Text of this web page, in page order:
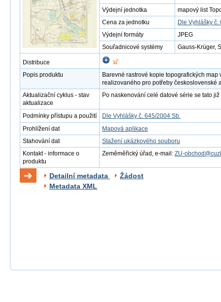
Výdejní jednotka
mapový list
Cena za jednotku
Dle Vyhlášky č.
Výdejní formáty
JPEG
Souřadnicové systémy
Gauss-Krüger,
Distribuce
Popis produktu
Barevné rastrové kopie topografických
realizovaného pro potřeby československé
Aktualizační cyklus - stav
aktualizace
Po naskenování celé datové série se tato
Podmínky přístupu a použití
Dle Vyhlášky č. 645/2004 Sb.
Prohlížení dat
Mapová aplikace
Stahování dat
Stažení ukázkového souboru
Kontakt - informace o
produktu
Zeměměřický úřad, e-mail: ZU-
Detailní metadata
Žádost
Metadata XML